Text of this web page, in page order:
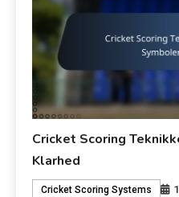
Cricket Scoring
Klarhed
Cricket Scoring Systems